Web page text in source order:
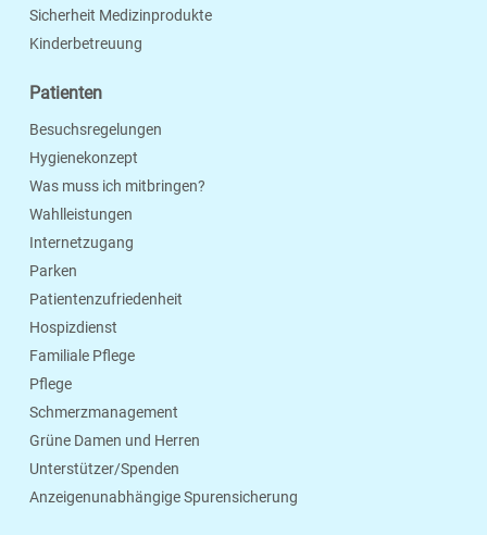
Sicherheit Medizinprodukte
Kinderbetreuung
Patienten
Besuchsregelungen
Hygienekonzept
Was muss ich mitbringen?
Wahlleistungen
Internetzugang
Parken
Patientenzufriedenheit
Hospizdienst
Familiale Pflege
Pflege
Schmerzmanagement
Grüne Damen und Herren
Unterstützer/Spenden
Anzeigenunabhängige Spurensicherung